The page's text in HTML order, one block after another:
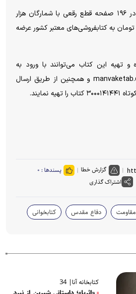
چاپ سوم «نبرد تیله‌ها» در ۱۹۶ صفحه قطع رقعی با شمارگان هزار
با قیمت ۱۶۰ هزار تومان به کتابفروشی‌های معتبر کشور عرضه
و تهیه این کتاب می‌توانند با ورود به
سامانه من و کتاب manvaketab.com و همچنین از طریق ارسال
نمایند.
گزارش خطا پسندها : ۰
اشتراک گذاری
مقاومت دفاع مقدس کتابخوانی
کتابخانه آنا| 34